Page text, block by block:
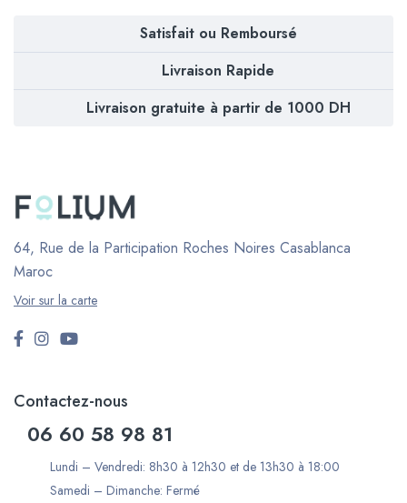
Satisfait ou Remboursé
Livraison Rapide
Livraison gratuite à partir de 1000 DH
64, Rue de la Participation Roches Noires Casablanca
Maroc
Voir sur la carte
Contactez-nous
06 60 58 98 81
Lundi – Vendredi: 8h30 à 12h30 et de 13h30 à 18:00
Samedi – Dimanche: Fermé